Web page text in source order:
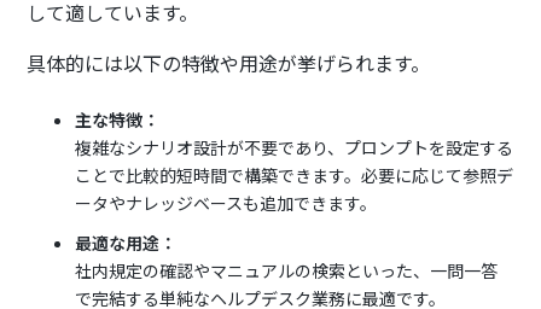
して適しています。
具体的には以下の特徴や用途が挙げられます。
主な特徴：
複雑なシナリオ設計が不要であり、プロンプトを設定する
ことで比較的短時間で構築できます。必要に応じて参照デ
ータやナレッジベースも追加できます。
最適な用途：
社内規定の確認やマニュアルの検索といった、一問一答
で完結する単純なヘルプデスク業務に最適です。